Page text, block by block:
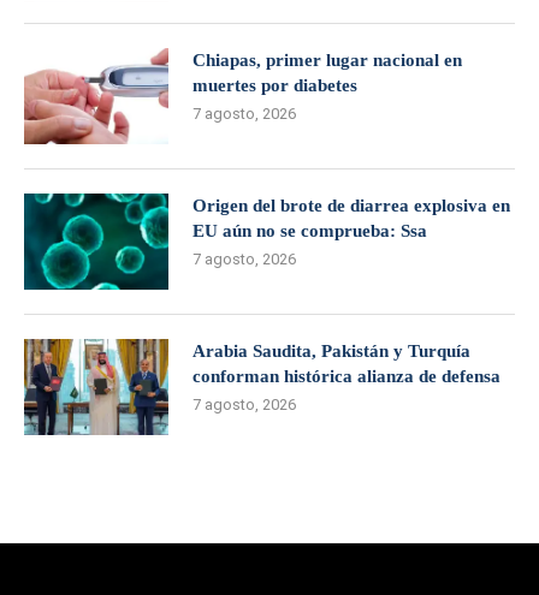
Chiapas, primer lugar nacional en
muertes por diabetes
7 agosto, 2026
Origen del brote de diarrea explosiva en
EU aún no se comprueba: Ssa
7 agosto, 2026
Arabia Saudita, Pakistán y Turquía
conforman histórica alianza de defensa
7 agosto, 2026